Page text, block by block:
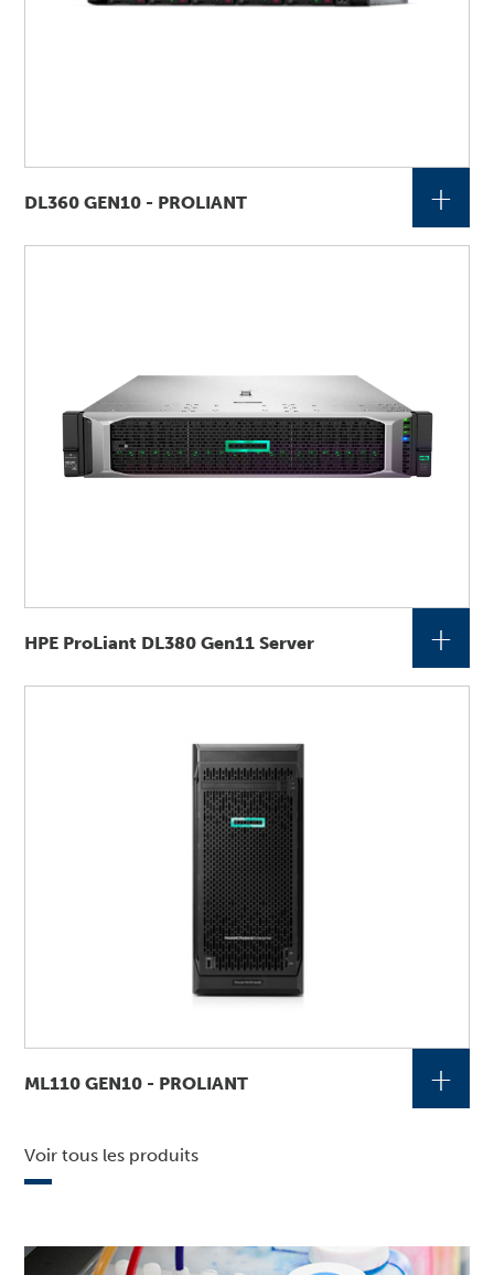
DL360 GEN10 - PROLIANT +
HPE ProLiant DL380 Gen11 Server +
ML110 GEN10 - PROLIANT +
Voir tous les produits